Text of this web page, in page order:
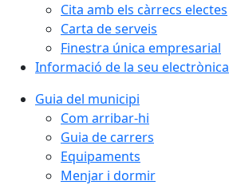
Cita amb els càrrecs electes
Carta de serveis
Finestra única empresarial
Informació de la seu electrònica
Guia del municipi
Com arribar-hi
Guia de carrers
Equipaments
Menjar i dormir